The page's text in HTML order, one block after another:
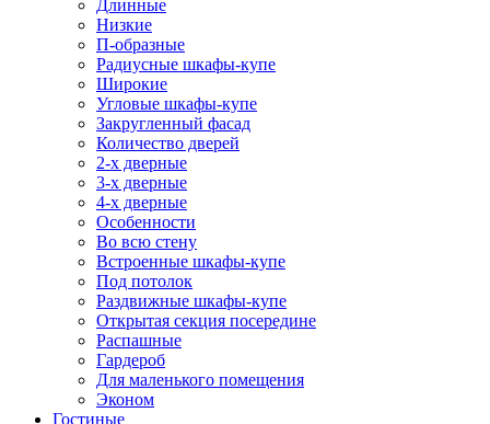
Длинные
Низкие
П-образные
Радиусные шкафы-купе
Широкие
Угловые шкафы-купе
Закругленный фасад
Количество дверей
2-х дверные
3-х дверные
4-х дверные
Особенности
Во всю стену
Встроенные шкафы-купе
Под потолок
Раздвижные шкафы-купе
Открытая секция посередине
Распашные
Гардероб
Для маленького помещения
Эконом
Гостиные